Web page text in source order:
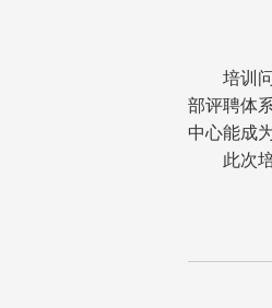
培训
部评聘体
中心能成
此次